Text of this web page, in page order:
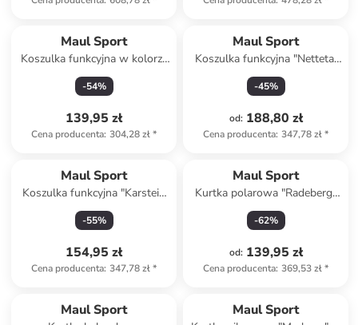
Maul Sport
Koszulka funkcyjna w kolorze
antracytowym
-54%
139,95 zł
Cena producenta: 304,28 zł*
Maul Sport
Koszulka funkcyjna "Nettetal
fresh" w kolorze biało-szarym
-45%
od: 188,80 zł
Cena producenta: 347,78 zł*
Maul Sport
Koszulka funkcyjna "Karstein
3XT" w kolorze turkusowym
-55%
154,95 zł
Cena producenta: 347,78 zł*
Maul Sport
Kurtka polarowa "Radeberg"
w kolorze żółtym
-62%
od: 139,95 zł
Cena producenta: 369,53 zł*
Maul Sport Maul Sport